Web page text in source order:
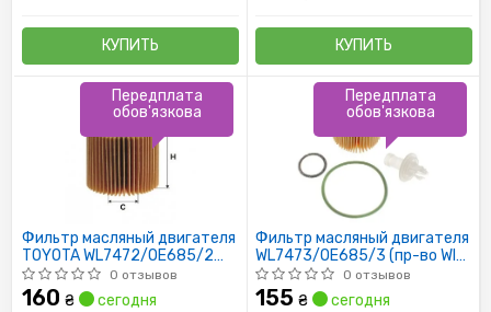
КУПИТЬ КУПИТЬ
Фильтр масляный двигателя
TOYOTA WL7472/OE685/2
(пр-во WIX-Filtron)
0 отзывов
160 ₴ сегодня
Передплата
обов'язкова
Фильтр масляный двигателя
WL7473/OE685/3 (пр-во WIX-
Filtron)
0 отзывов
155 ₴ сегодня
Передплата
обов'язкова